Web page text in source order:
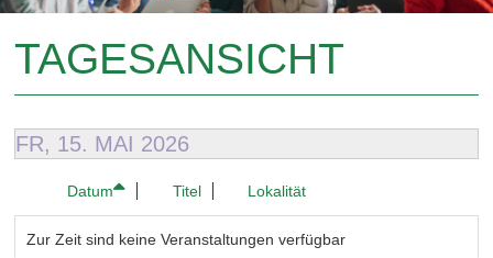
TAGESANSICHT
FR, 15. MAI 2026
Datum Titel Lokalität
Zur Zeit sind keine Veranstaltungen verfügbar